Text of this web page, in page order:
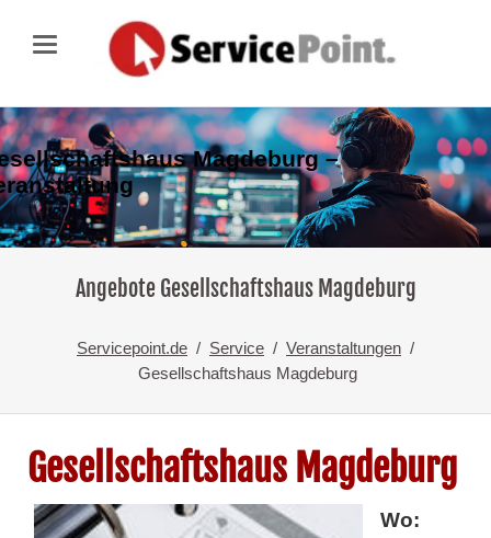
Magdeburg –
Angebote Gesellschaftshaus Magdeburg
Servicepoint.de Service
Veranstaltungen
Gesellschaftshaus Magdeburg
Gesellschaftshaus Magdeburg
Wo: